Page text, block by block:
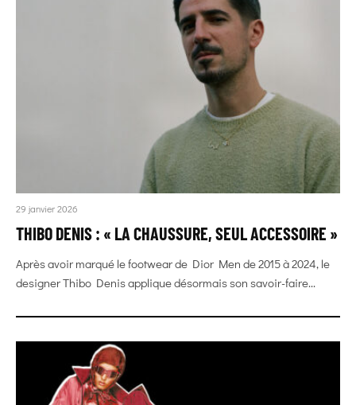
29 janvier 2026
THIBO DENIS : « LA CHAUSSURE, SEUL ACCESSOIRE »
Après avoir marqué le footwear de Dior Men de 2015 à 2024, le
designer Thibo Denis applique désormais son savoir-faire...